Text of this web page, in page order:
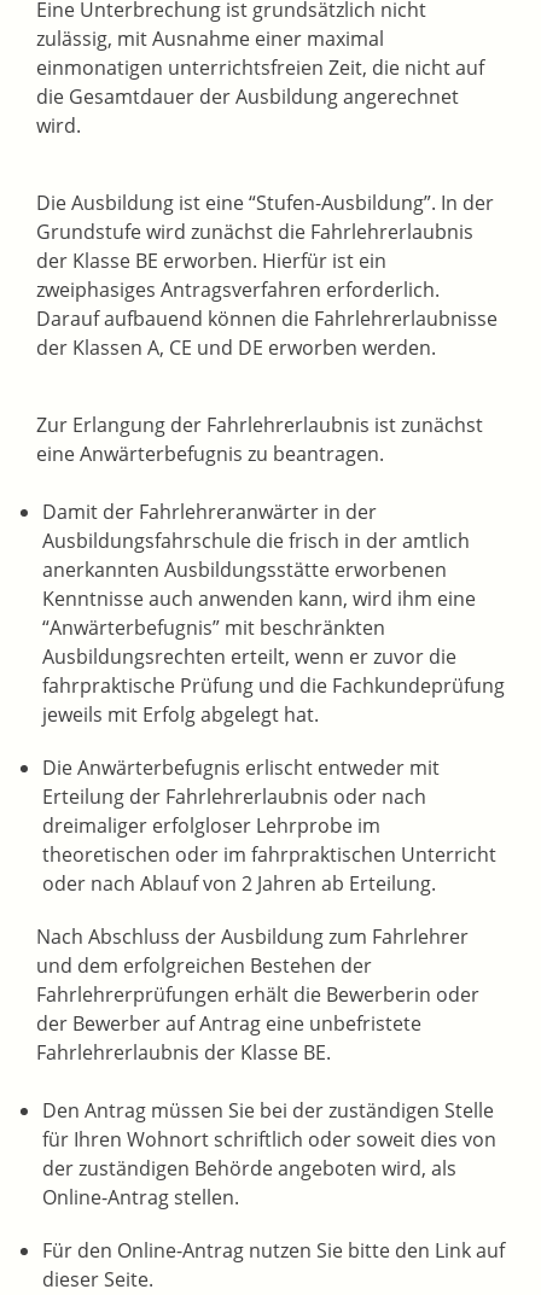
Eine Unterbrechung ist grundsätzlich nicht
zulässig, mit Ausnahme einer maximal
einmonatigen unterrichtsfreien Zeit, die nicht auf
die Gesamtdauer der Ausbildung angerechnet
wird.
Die Ausbildung ist eine “Stufen-Ausbildung”. In der
Grundstufe wird zunächst die Fahrlehrerlaubnis
der Klasse BE erworben. Hierfür ist ein
zweiphasiges Antragsverfahren erforderlich.
Darauf aufbauend können die Fahrlehrerlaubnisse
der Klassen A, CE und DE erworben werden.
Zur Erlangung der Fahrlehrerlaubnis ist zunächst
eine Anwärterbefugnis zu beantragen.
Damit der Fahrlehreranwärter in der
Ausbildungsfahrschule die frisch in der amtlich
anerkannten Ausbildungsstätte erworbenen
Kenntnisse auch anwenden kann, wird ihm eine
“Anwärterbefugnis” mit beschränkten
Ausbildungsrechten erteilt, wenn er zuvor die
fahrpraktische Prüfung und die Fachkundeprüfung
jeweils mit Erfolg abgelegt hat.
Die Anwärterbefugnis erlischt entweder mit
Erteilung der Fahrlehrerlaubnis oder nach
dreimaliger erfolgloser Lehrprobe im
theoretischen oder im fahrpraktischen Unterricht
oder nach Ablauf von 2 Jahren ab Erteilung.
Nach Abschluss der Ausbildung zum Fahrlehrer
und dem erfolgreichen Bestehen der
Fahrlehrerprüfungen erhält die Bewerberin oder
der Bewerber auf Antrag eine unbefristete
Fahrlehrerlaubnis der Klasse BE.
Den Antrag müssen Sie bei der zuständigen Stelle
für Ihren Wohnort schriftlich oder soweit dies von
der zuständigen Behörde angeboten wird, als
Online-Antrag stellen.
Für den Online-Antrag nutzen Sie bitte den Link auf
dieser Seite.